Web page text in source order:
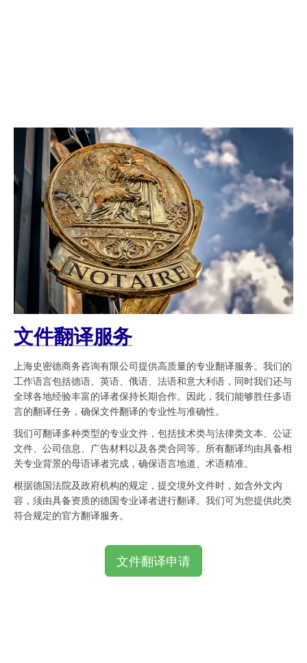
文件翻译服务
上海史密德商务咨询有限公司提供高质量的专业翻译服务。我们的
工作语言包括德语、英语、俄语、法语和意大利语，同时我们还与
全球各地经验丰富的译者保持长期合作。因此，我们能够胜任多语
言的翻译任务，确保文件翻译的专业性与准确性。
我们可翻译多种类型的专业文件，包括技术类与法律类文本、公证
文件、公司信息、广告材料以及各类合同等。所有翻译均由具备相
关专业背景的母语译者完成，确保语言地道、术语精准。
根据德国法院及政府机构的规定，提交境外文件时，如含外文内
容，须由具备资质的德国专业译者进行翻译。我们可为您提供此类
符合规定的官方翻译服务。
文件翻译申请